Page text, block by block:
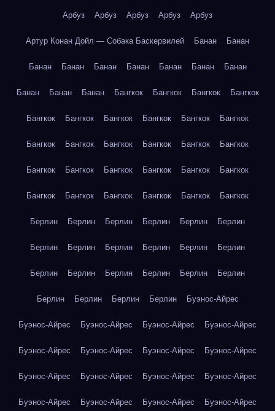
Арбуз Арбуз Арбуз Арбуз Арбуз
Артур Конан Дойл — Собака Баскервилей Банан Банан
Банан Банан Банан Банан Банан Банан Банан
Банан Банан Банан Бангкок Бангкок Бангкок Бангкок
Бангкок Бангкок Бангкок Бангкок Бангкок Бангкок
Бангкок Бангкок Бангкок Бангкок Бангкок Бангкок
Бангкок Бангкок Бангкок Бангкок Бангкок Бангкок
Бангкок Бангкок Бангкок Бангкок Бангкок Бангкок
Берлин Берлин Берлин Берлин Берлин Берлин
Берлин Берлин Берлин Берлин Берлин Берлин
Берлин Берлин Берлин Берлин Берлин Берлин
Берлин Берлин Берлин Берлин Буэнос-Айрес
Буэнос-Айрес Буэнос-Айрес Буэнос-Айрес Буэнос-Айрес
Буэнос-Айрес Буэнос-Айрес Буэнос-Айрес Буэнос-Айрес
Буэнос-Айрес Буэнос-Айрес Буэнос-Айрес Буэнос-Айрес
Буэнос-Айрес Буэнос-Айрес Буэнос-Айрес Буэнос-Айрес